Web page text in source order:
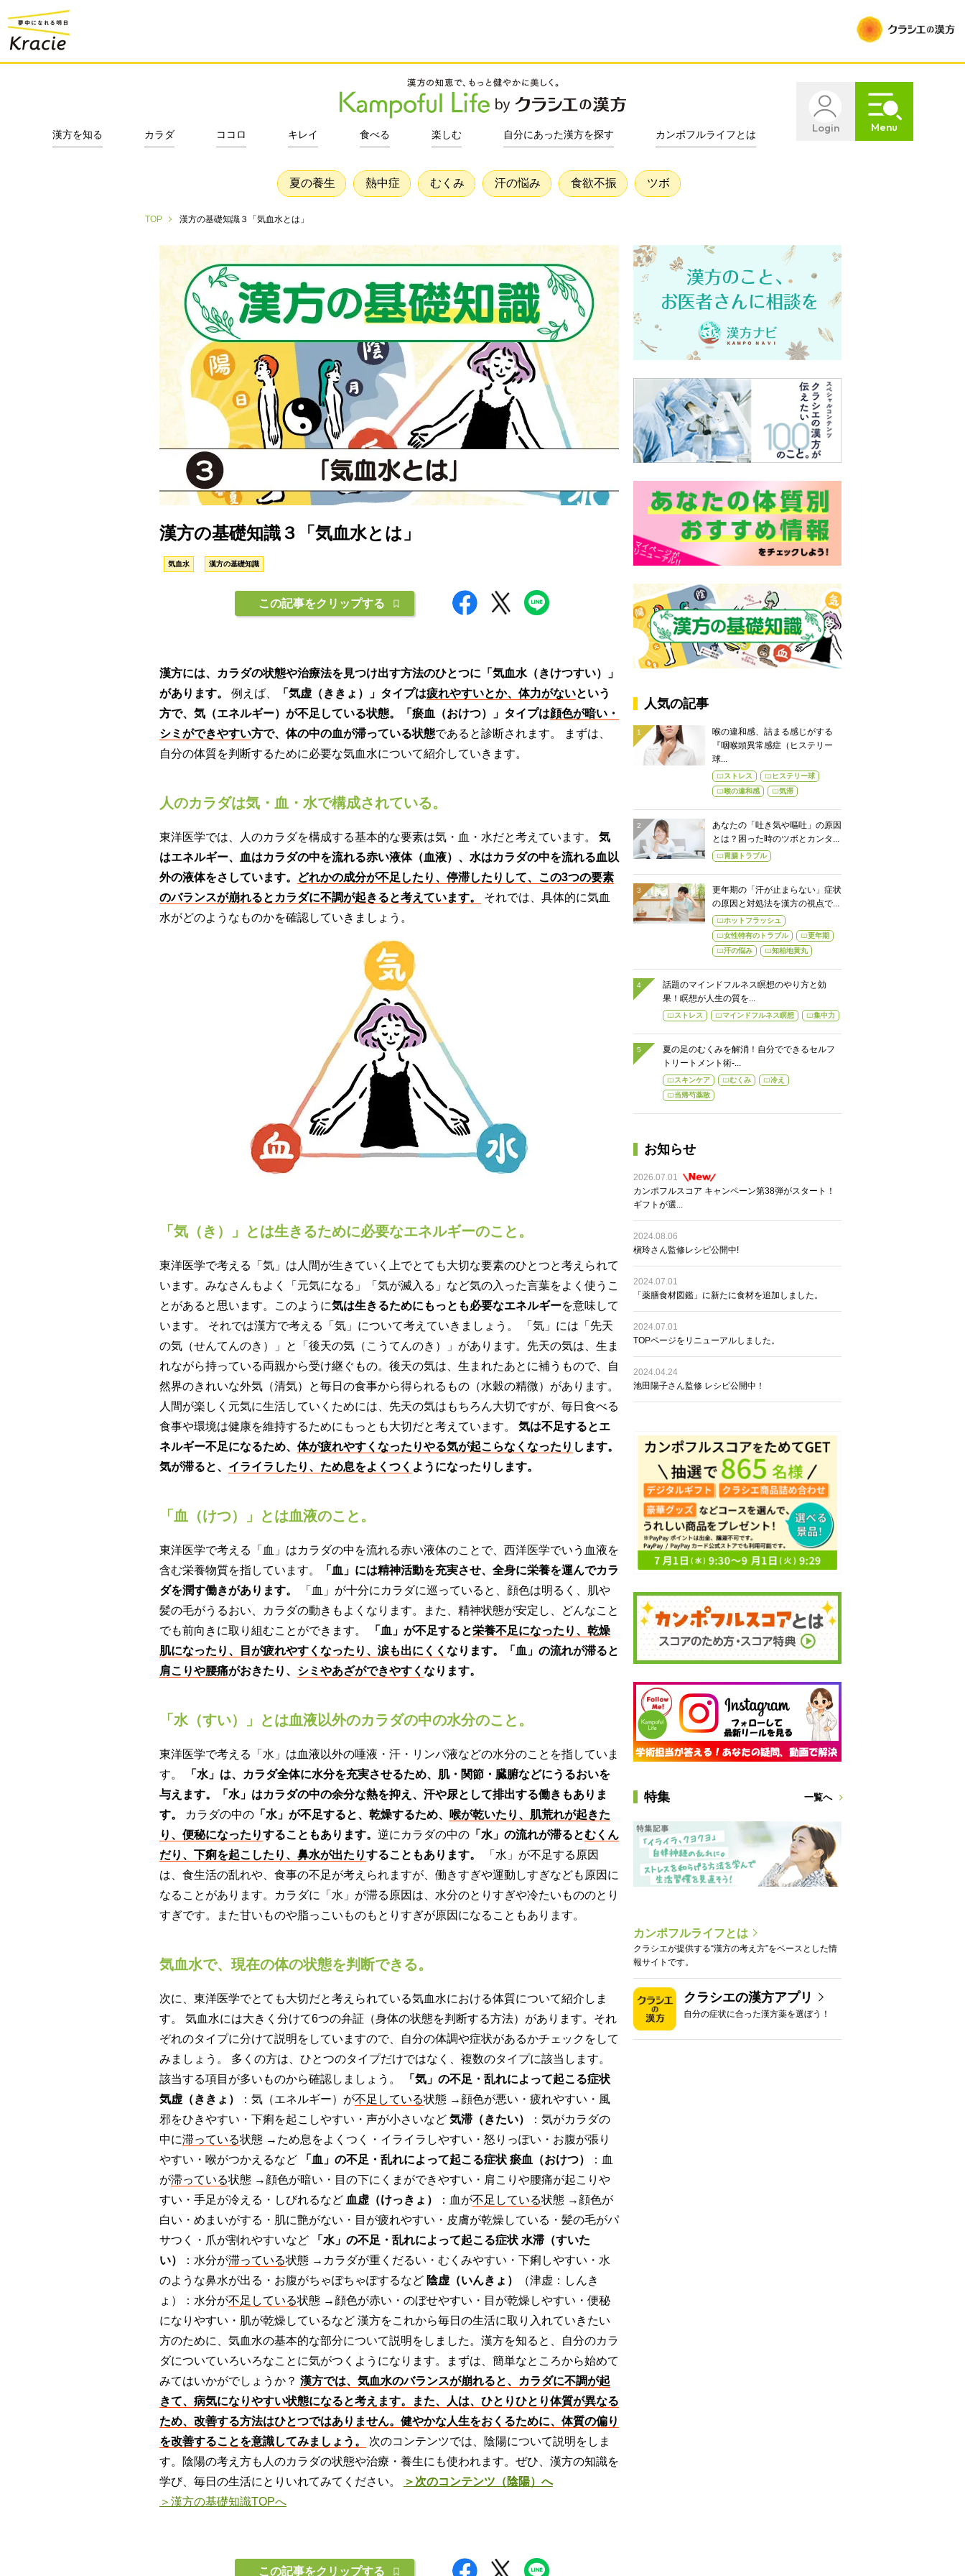
Login Menu
漢方を知る カラダ ココロ キレイ 食べる 楽しむ 自分にあった漢方を探す カンポフルライフとは
夏の養生 熱中症 むくみ 汗の悩み 食欲不振 ツボ
TOP 漢方の基礎知識３「気血水とは」
漢方の基礎知識３「気血水とは」
気血水 漢方の基礎知識
この記事をクリップする
漢方には、カラダの状態や治療法を見つけ出す方法のひとつに「気血水（きけつすい）」
があります。
例えば、 「気虚（ききょ）」タイプは疲れやすいとか、体力がないという
方で、気（エネルギー）が不足している状態。「瘀血（おけつ）」タイプは顔色が暗い・
シミができやすい方で、体の中の血が滞っている状態であると診断されます。 まずは、
自分の体質を判断するために必要な気血水について紹介していきます。
人のカラダは気・血・水で構成されている。
東洋医学では、人のカラダを構成する基本的な要素は気・血・水だと考えています。 気
はエネルギー、血はカラダの中を流れる赤い液体（血液）、水はカラダの中を流れる血以
外の液体をさしています。
どれかの成分が不足したり、停滞したりして、この3つの要素
のバランスが崩れるとカラダに不調が起きると考えています。
それでは、具体的に気血
水がどのようなものかを確認していきましょう。
「気（き）」とは生きるために必要なエネルギーのこと。
東洋医学で考える「気」は人間が生きていく上でとても大切な要素のひとつと考えられて
います。みなさんもよく「元気になる」「気が滅入る」など気の入った言葉をよく使うこ
とがあると思います。このように気は生きるためにもっとも必要なエネルギーを意味して
います。 それでは漢方で考える「気」について考えていきましょう。 「気」には「先天
の気（せんてんのき）」と「後天の気（こうてんのき）」があります。先天の気は、生ま
れながら持っている両親から受け継ぐもの。後天の気は、生まれたあとに補うもので、自
然界のきれいな外気（清気）と毎日の食事から得られるもの（水穀の精微）があります。
人間が楽しく元気に生活していくためには、先天の気はもちろん大切ですが、毎日食べる
食事や環境は健康を維持するためにもっとも大切だと考えています。 気は不足するとエ
ネルギー不足になるため、 体が疲れやすくなったりやる気が起こらなくなったり します。
気が滞ると、 イライラしたり、ため息をよくつく ようになったりします。
「血（けつ）」とは血液のこと。
東洋医学で考える「血」はカラダの中を流れる赤い液体のことで、西洋医学でいう血液を
含む栄養物質を指しています。
「血」には精神活動を充実させ、全身に栄養を運んでカラ
ダを潤す働きがあります。
「血」が十分にカラダに巡っていると、顔色は明るく、肌や
髪の毛がうるおい、カラダの動きもよくなります。また、精神状態が安定し、どんなこと
でも前向きに取り組むことができます。
「血」が不足すると栄養不足になったり、乾燥
肌になったり、目が疲れやすくなったり、涙も出にくく なります。「血」の流れが滞ると
肩こりや腰痛がおきたり、 シミやあざができやすく なります。
「水（すい）」とは血液以外のカラダの中の水分のこと。
東洋医学で考える「水」は血液以外の唾液・汗・リンパ液などの水分のことを指していま
す。
「水」は、カラダ全体に水分を充実させるため、肌・関節・臓腑などにうるおいを
与えます。「水」はカラダの中の余分な熱を抑え、汗や尿として排出する働きもありま
す。
カラダの中の 「水」が不足すると、乾燥するため、
喉が乾いたり、肌荒れが起きた
り、便秘になったりすることもあります。 逆にカラダの中の 「水」の流れが滞るとむくん
だり、下痢を起こしたり、鼻水が出たりすることもあります。
「水」が不足する原因
は、食生活の乱れや、食事の不足が考えられますが、働きすぎや運動しすぎなども原因に
なることがあります。カラダに「水」が滞る原因は、水分のとりすぎや冷たいもののとり
すぎです。また甘いものや脂っこいものもとりすぎが原因になることもあります。
気血水で、現在の体の状態を判断できる。
次に、東洋医学でとても大切だと考えられている気血水における体質について紹介しま
す。 気血水には大きく分けて6つの弁証（身体の状態を判断する方法）があります。それ
ぞれのタイプに分けて説明をしていますので、自分の体調や症状があるかチェックをして
みましょう。 多くの方は、ひとつのタイプだけではなく、複数のタイプに該当します。
該当する項目が多いものから確認しましょう。
「気」の不足・乱れによって起こる症状
気虚（ききょ）
：気（エネルギー）が不足している状態 →顔色が悪い・疲れやすい・風
邪をひきやすい・下痢を起こしやすい・声が小さいなど 気滞（きたい）
：気がカラダの
中に滞っている状態 →ため息をよくつく・イライラしやすい・怒りっぽい・お腹が張り
やすい・喉がつかえるなど
「血」の不足・乱れによって起こる症状 瘀血（おけつ）
：血
が滞っている状態 →顔色が暗い・目の下にくまができやすい・肩こりや腰痛が起こりや
すい・手足が冷える・しびれるなど 血虚（けっきょ） ：血が不足している状態 →顔色が
白い・めまいがする・肌に艶がない・目が疲れやすい・皮膚が乾燥している・髪の毛がパ
サつく・爪が割れやすいなど
「水」の不足・乱れによって起こる症状 水滞（すいた
い）
：水分が滞っている状態 →カラダが重くだるい・むくみやすい・下痢しやすい・水
のような鼻水が出る・お腹がちゃぽちゃぽするなど 陰虚（いんきょ）
（津虚：しんき
ょ）：水分が不足している状態 →顔色が赤い・のぼせやすい・目が乾燥しやすい・便秘
になりやすい・肌が乾燥しているなど 漢方をこれから毎日の生活に取り入れていきたい
方のために、気血水の基本的な部分について説明をしました。漢方を知ると、自分のカラ
ダについていろいろなことに気がつくようになります。まずは、簡単なところから始めて
みてはいかがでしょうか？ 漢方では、気血水のバランスが崩れると、カラダに不調が起
きて、病気になりやすい状態になると考えます。また、人は、ひとりひとり体質が異なる
ため、改善する方法はひとつではありません。健やかな人生をおくるために、体質の偏り
を改善することを意識してみましょう。
次のコンテンツでは、陰陽について説明をしま
す。陰陽の考え方も人のカラダの状態や治療・養生にも使われます。ぜひ、漢方の知識を
学び、毎日の生活にとりいれてみてください。
＞次のコンテンツ（陰陽）へ
＞漢方の基礎知識TOPへ
この記事をクリップする
人気の記事
喉の違和感、詰まる感じがする
『咽喉頭異常感症（ヒステリー
球...
ストレス
ヒステリー球
喉の違和感
気滞
あなたの「吐き気や嘔吐」の原因
とは？困った時のツボとカンタ...
胃腸トラブル
更年期の「汗が止まらない」症状
の原因と対処法を漢方の視点で...
ホットフラッシュ
女性特有のトラブル
更年期
汗の悩み
知柏地黄丸
話題のマインドフルネス瞑想のやり方と効
果！瞑想が人生の質を...
ストレス マインドフルネス瞑想 集中力
夏の足のむくみを解消！自分でできるセルフ
トリートメント術-...
スキンケア むくみ
冷え
当帰芍薬散
お知らせ
2026.07.01
カンポフルスコア キャンペーン第38弾がスタート！
ギフトが選...
2024.08.06
槇玲さん監修レシピ公開中!
2024.07.01
「薬膳食材図鑑」に新たに食材を追加しました。
2024.07.01
TOPページをリニューアルしました。
2024.04.24
池田陽子さん監修 レシピ公開中！
特集 一覧へ
カンポフルライフとは
クラシエが提供する“漢方の考え方”をベースとした情
報サイトです。
クラシエの漢方アプリ
自分の症状に合った漢方薬を選ぼう！